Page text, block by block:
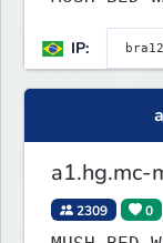
IP:
a1.hg.mc-
2309 0